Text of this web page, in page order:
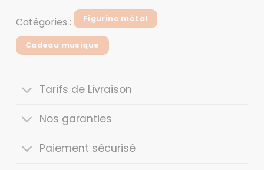
Catégories : Figurine métal
Cadeau musique
Tarifs de Livraison
Nos garanties
Paiement sécurisé